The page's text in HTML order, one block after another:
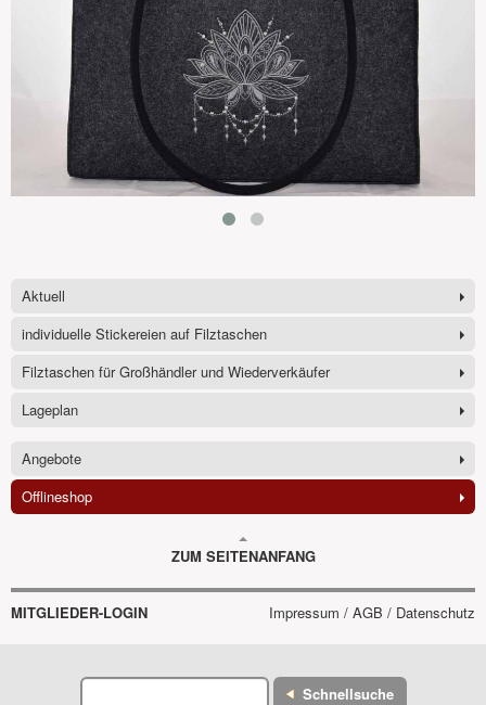
Aktuell
individuelle Stickereien auf Filztaschen
Filztaschen für Großhändler und Wiederverkäufer
Lageplan
Angebote
Offlineshop
ZUM SEITENANFANG
MITGLIEDER-LOGIN Impressum / AGB / Datenschutz
Schnellsuche